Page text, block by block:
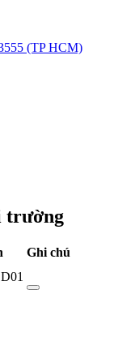
(TP HCM)
trường
Ghi chú
D01